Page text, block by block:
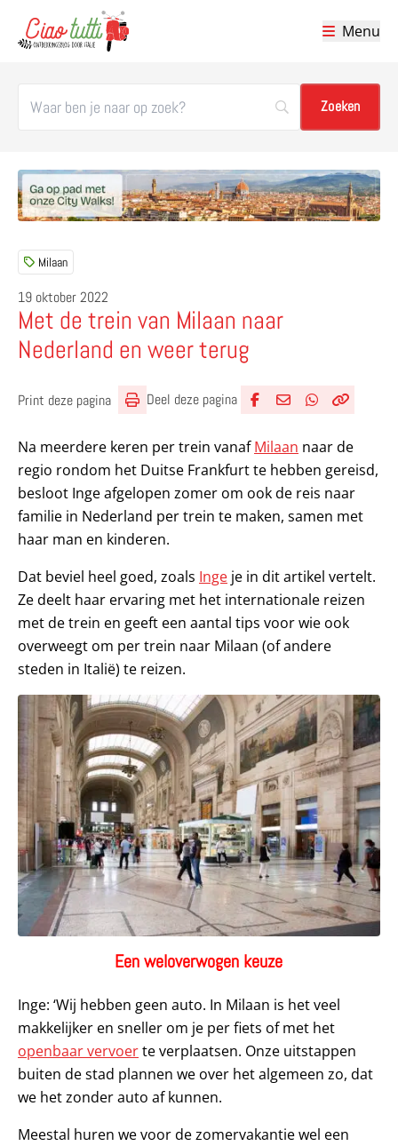
Menu
Milaan
19 oktober 2022
Met de trein van Milaan naar
Nederland en weer terug
Print deze pagina Deel deze pagina
Na meerdere keren per trein vanafMilaan naar de
regio rondom het Duitse Frankfurt te hebben gereisd,
besloot Inge afgelopen zomer om ook de reis naar
familie in Nederland per trein te maken, samen met
haar man en kinderen.
Dat beviel heel goed, zoals Inge je in dit artikel vertelt.
Ze deelt haar ervaring met het internationale reizen
met de trein en geeft een aantal tips voor wie ook
overweegt om per trein naar Milaan (of andere
steden in Italië) te reizen.
Een weloverwogen keuze
Inge: ‘Wij hebben geen auto. In Milaan is het veel
makkelijker en sneller om je per fiets of met het
openbaar vervoerte verplaatsen. Onze uitstappen
buiten de stad plannen we over het algemeen zo, dat
we het zonder auto af kunnen.
Meestal huren we voor de zomervakantie wel een